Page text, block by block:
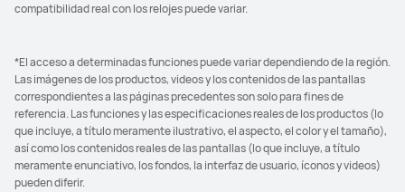
compatibilidad real con los relojes puede variar.
*El acceso a determinadas funciones puede variar dependiendo de la región.
Las imágenes de los productos, videos y los contenidos de las pantallas
correspondientes a las páginas precedentes son solo para fines de
referencia. Las funciones y las especificaciones reales de los productos (lo
que incluye, a título meramente ilustrativo, el aspecto, el color y el tamaño),
así como los contenidos reales de las pantallas (lo que incluye, a título
meramente enunciativo, los fondos, la interfaz de usuario, íconos y videos)
pueden diferir.